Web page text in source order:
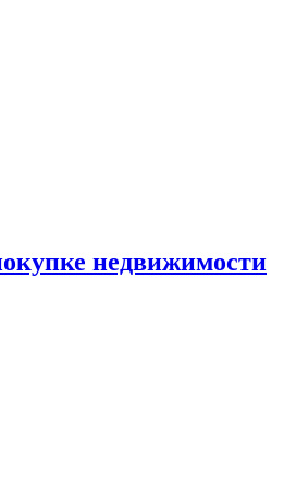
недвижимости